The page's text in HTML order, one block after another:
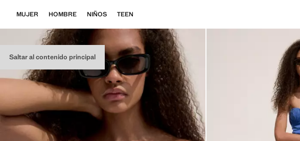
Saltar al contenido principal
MUJER HOMBRE NIÑOS TEEN